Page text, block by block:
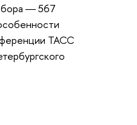
― 567
ТАСС